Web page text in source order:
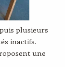
plusieurs
inactifs.
une